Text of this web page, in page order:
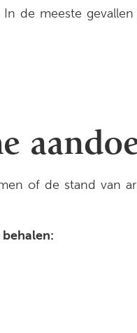
. In de meeste
of de stand van